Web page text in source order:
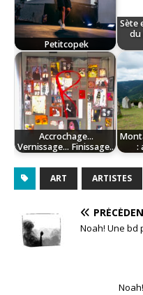
Petitcopek
Sète
du
Accrochage...
Vernissage... Finissage...
:
ART ARTISTES
Noah! Une bd